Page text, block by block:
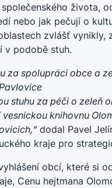
života,
nebo jak pečují o
zvlášť vynikly,
v podobě stuh.
za spolupráci obce a
stuhu za péči o zeleň
knihovnu
dodal Pavel
kraje pro
obcí, které si
Cenu hejtmana